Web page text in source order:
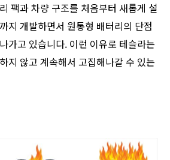
팩과 차량 구조를 처음부터 새롭게 설
지 개발하면서 원통형 배터리의 단점
가고 있습니다. 이런 이유로 테슬라는
지 않고 계속해서 고집해나갈 수 있는